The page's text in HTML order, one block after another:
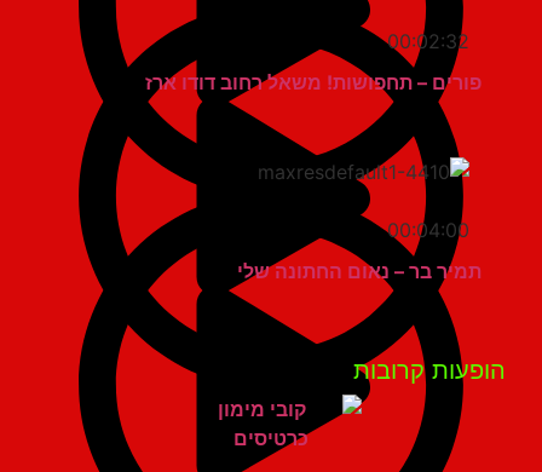
00:02:32
פורים – תחפושות! משאל רחוב דודו ארז
00:04:00
תמיר בר – נאום החתונה שלי
קרובות